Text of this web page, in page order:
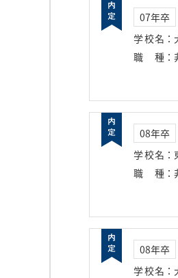
07年卒
学校名 ：
職種 ：
08年卒
学校名 ：
職種 ：
08年卒
学校名 ：